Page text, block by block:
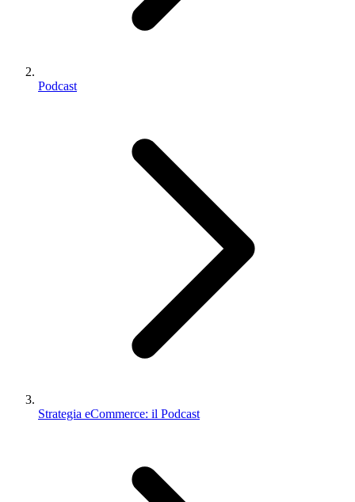
Podcast
Strategia eCommerce: il Podcast